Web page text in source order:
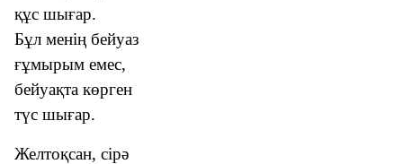
құс шығар.
Бұл менің бейуаз
ғұмырым емес,
бейуақта көрген
түс шығар.
Желтоқсан, сірә